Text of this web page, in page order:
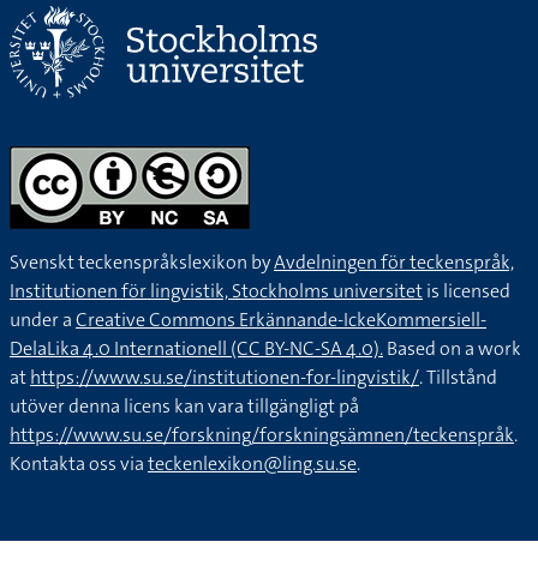
Svenskt teckenspråkslexikon byAvdelningen för teckenspråk,
Institutionen för lingvistik, Stockholms universitetis licensed
under aCreative Commons Erkännande-IckeKommersiell-
DelaLika 4.0 Internationell (CC BY-NC-SA 4.0).Based on a work
athttps://www.su.se/institutionen-for-lingvistik/. Tillstånd
utöver denna licens kan vara tillgängligt på
https://www.su.se/forskning/forskningsämnen/teckenspråk.
Kontakta oss viateckenlexikon@ling.su.se.